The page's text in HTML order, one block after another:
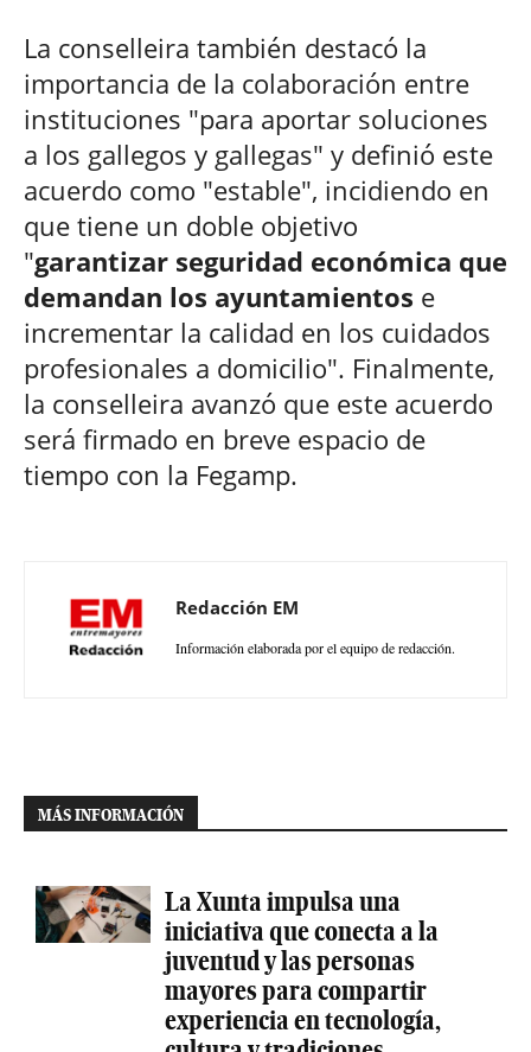
La conselleira también destacó la
importancia de la colaboración entre
instituciones "para aportar soluciones
a los gallegos y gallegas" y definió este
acuerdo como "estable", incidiendo en
que tiene un doble objetivo
"garantizar seguridad económica que
demandan los ayuntamientos e
incrementar la calidad en los cuidados
profesionales a domicilio". Finalmente,
la conselleira avanzó que este acuerdo
será firmado en breve espacio de
tiempo con la Fegamp.
Redacción EM
Información elaborada por el equipo de redacción.
MÁS INFORMACIÓN
La Xunta impulsa una
iniciativa que conecta a la
juventud y las personas
mayores para compartir
experiencia en tecnología,